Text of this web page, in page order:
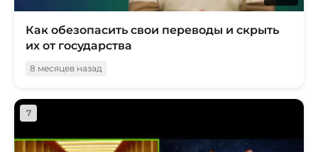
Как обезопасить свои переводы и скрыть
их от государства
8 месяцев назад
7